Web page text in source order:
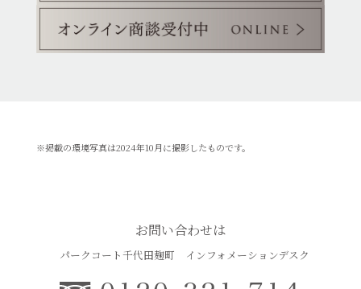
※掲載の環境写真は2024年10月に撮影したものです。
お問い合わせは
パークコート千代田麹町 インフォメーションデスク